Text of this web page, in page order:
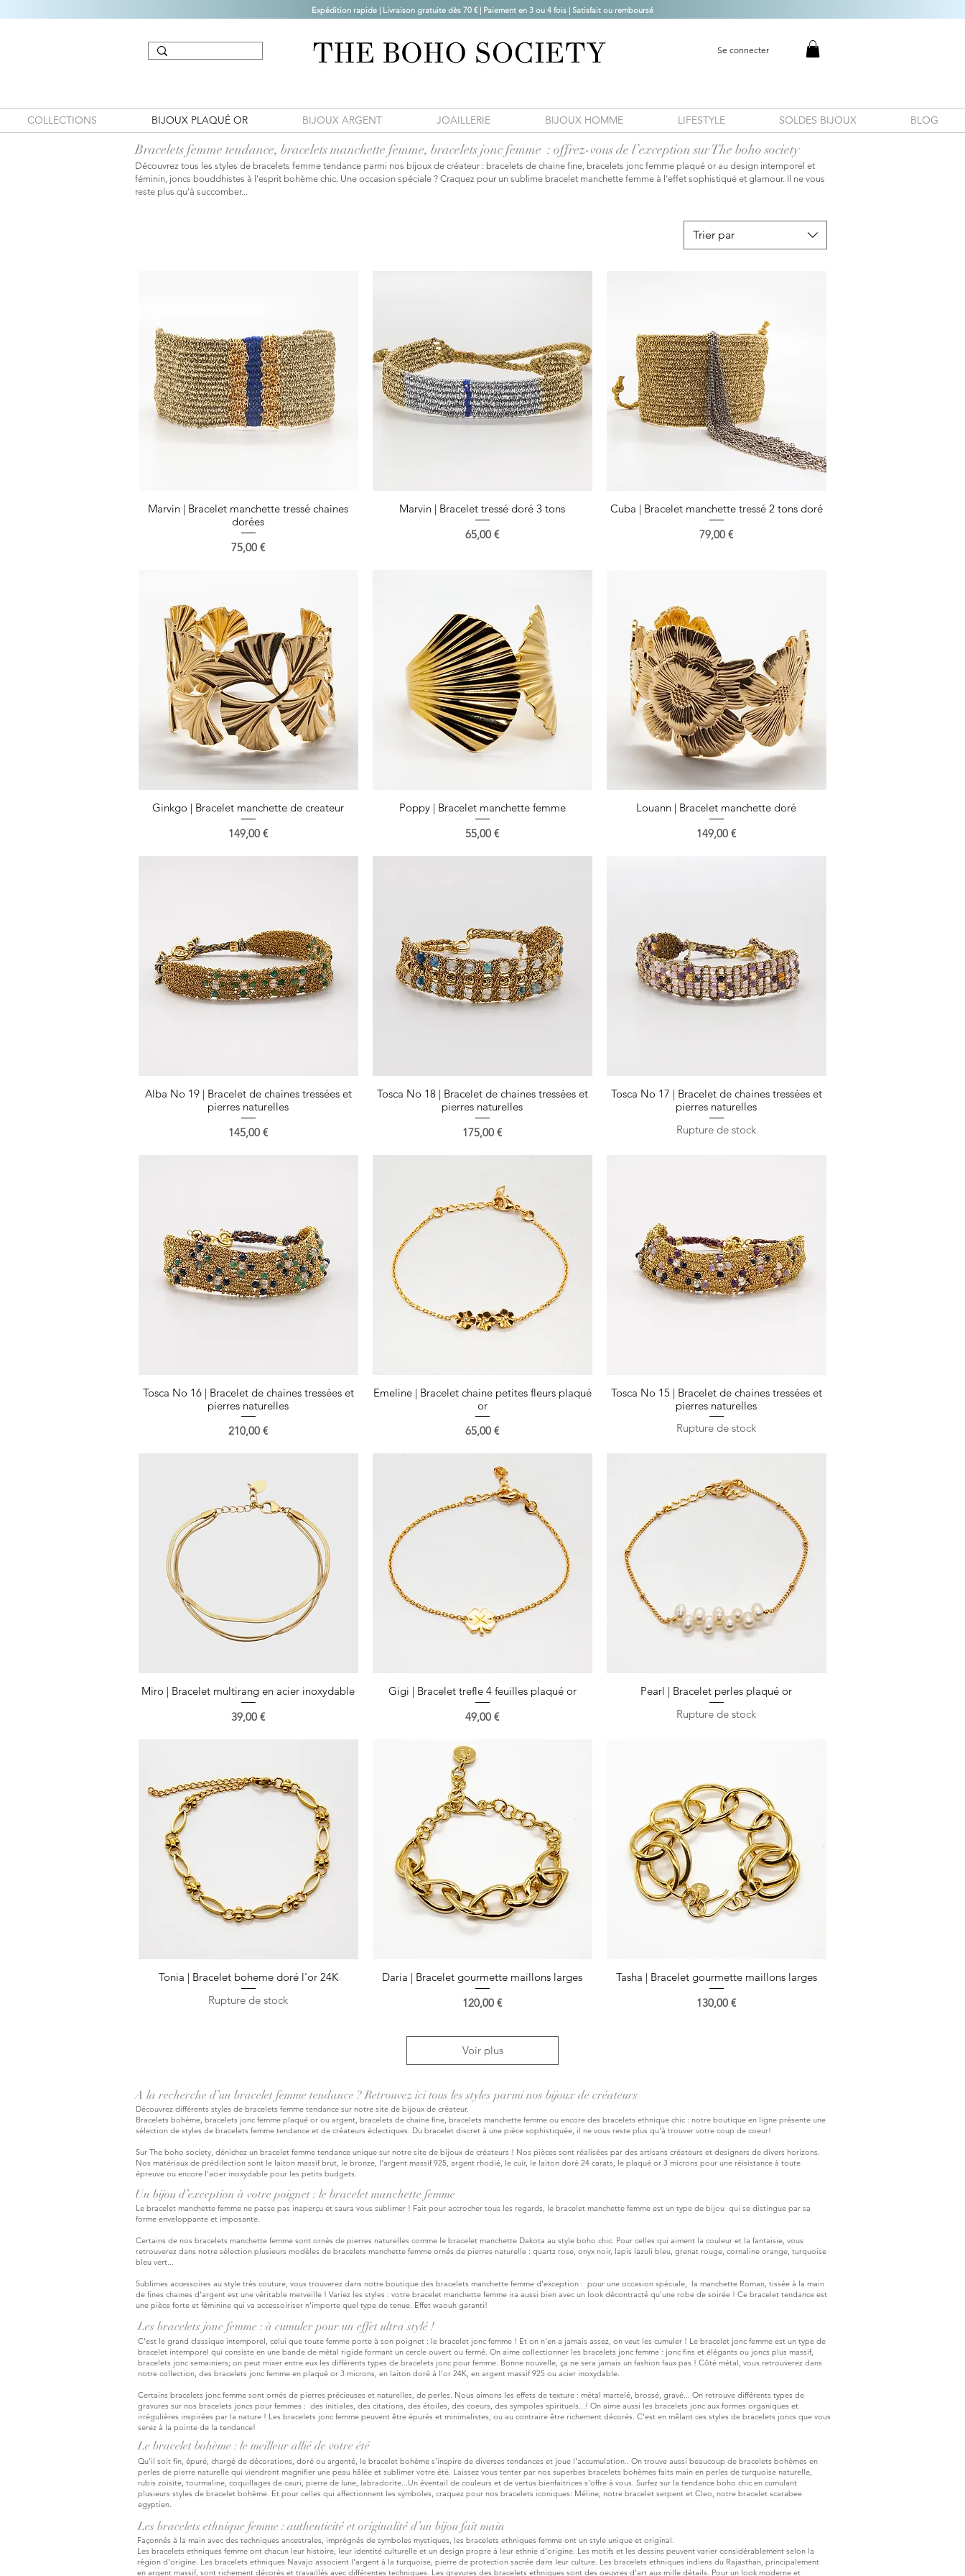
Expédition rapide | Livraison gratuite dès 70 € | Paiement en 3 ou 4 fois | Satisfait ou remboursé
Se connecter
COLLECTIONS BIJOUX PLAQUÉ OR BIJOUX ARGENT JOAILLERIE BIJOUX HOMME LIFESTYLE SOLDES BIJOUX BLOG
Bracelets femme tendance, bracelets manchette femme, bracelets jonc femme : offrez-vous de l’exception sur The boho society
Découvrez tous les styles de bracelets femme tendance parmi nos bijoux de créateur : bracelets de chaine fine, bracelets jonc femme plaqué or au design intemporel et
féminin, joncs bouddhistes à l'esprit bohème chic. Une occasion spéciale ? Craquez pour un sublime bracelet manchette femme à l'effet sophistiqué et glamour. Il ne vous
reste plus qu'à succomber...
Trier par
Aperçu rapide
Marvin | Bracelet manchette tressé chaines
dorées
Prix
75,00 €
Aperçu rapide
Marvin | Bracelet tressé doré 3 tons
Prix
65,00 €
Aperçu rapide
Cuba | Bracelet manchette tressé 2 tons doré
Prix
79,00 €
Aperçu rapide
Ginkgo | Bracelet manchette de createur
Prix
149,00 €
Aperçu rapide
Poppy | Bracelet manchette femme
Prix
55,00 €
Aperçu rapide
Louann | Bracelet manchette doré
Prix
149,00 €
Aperçu rapide
Alba No 19 | Bracelet de chaines tressées et
pierres naturelles
Prix
145,00 €
Aperçu rapide
Tosca No 18 | Bracelet de chaines tressées et
pierres naturelles
Prix
175,00 €
Aperçu rapide
Tosca No 17 | Bracelet de chaines tressées et
pierres naturelles
Rupture de stock
Aperçu rapide
Tosca No 16 | Bracelet de chaines tressées et
pierres naturelles
Prix
210,00 €
Aperçu rapide
Emeline | Bracelet chaine petites fleurs plaqué
or
Prix
65,00 €
Aperçu rapide
Tosca No 15 | Bracelet de chaines tressées et
pierres naturelles
Rupture de stock
Aperçu rapide
Miro | Bracelet multirang en acier inoxydable
Prix
39,00 €
Aperçu rapide
Gigi | Bracelet trefle 4 feuilles plaqué or
Prix
49,00 €
Aperçu rapide
Pearl | Bracelet perles plaqué or
Rupture de stock
Aperçu rapide
Tonia | Bracelet boheme doré l'or 24K
Rupture de stock
Aperçu rapide
Daria | Bracelet gourmette maillons larges
Prix
120,00 €
Aperçu rapide
Tasha | Bracelet gourmette maillons larges
Prix
130,00 €
Voir plus
A la recherche d’un bracelet femme tendance ? Retrouvez ici tous les styles parmi nos bijoux de créateurs
Découvrez différents styles de bracelets femme tendance sur notre site de bijoux de créateur.
Bracelets bohème, bracelets jonc femme plaqué or ou argent, bracelets de chaine fine, bracelets manchette femme ou encore des bracelets ethnique chic : notre boutique en ligne présente une
sélection de styles de bracelets femme tendance et de créateurs éclectiques. Du bracelet discret à une pièce sophistiquée, il ne vous reste plus qu'à trouver votre coup de coeur!
Sur The boho society, dénichez un bracelet femme tendance unique sur notre site de bijoux de créateurs ! Nos pièces sont réalisées par des artisans créateurs et designers de divers horizons.
Nos matériaux de prédilection sont le laiton massif brut, le bronze, l'argent massif 925, argent rhodié, le cuir, le laiton doré 24 carats, le plaqué or 3 microns pour une réisistance à toute
épreuve ou encore l'acier inoxydable pour les petits budgets.
Un bijou d’exception à votre poignet : le bracelet manchette femme
Le bracelet manchette femme ne passe pas inaperçu et saura vous sublimer ! Fait pour accrocher tous les regards, le bracelet manchette femme est un type de bijou qui se distingue par sa
forme enveloppante et imposante.
Certains de nos bracelets manchette femme sont ornés de pierres naturelles comme le bracelet manchette Dakota au style boho chic. Pour celles qui aiment la couleur et la fantaisie, vous
retrouverez dans notre sélection plusieurs modèles de bracelets manchette femme ornés de pierres naturelle : quartz rose, onyx noir, lapis lazuli bleu, grenat rouge, cornaline orange, turquoise
bleu vert...
Sublimes accessoires au style très couture, vous trouverez dans notre boutique des bracelets manchette femme d'exception : pour une occasion spéciale, la manchette Roman, tissée à la main
de fines chaines d'argent est une véritable merveille ! Variez les styles : votre bracelet manchette femme ira aussi bien avec un look décontracté qu’une robe de soirée ! Ce bracelet tendance est
une pièce forte et féminine qui va accessoiriser n'importe quel type de tenue. Effet waouh garanti!
Les bracelets jonc femme : à cumuler pour un effet ultra stylé !
C’est le grand classique intemporel, celui que toute femme porte à son poignet : le bracelet jonc femme ! Et on n'en a jamais assez, on veut les cumuler ! Le bracelet jonc femme est un type de
bracelet intemporel qui consiste en une bande de métal rigide formant un cercle ouvert ou fermé. On aime collectionner les bracelets jonc femme : jonc fins et élégants ou joncs plus massif,
bracelets jonc semainiers; on peut mixer entre eux les différents types de bracelets jonc pour femme. Bonne nouvelle, ça ne sera jamais un fashion faux pas ! Côté métal, vous retrouverez dans
notre collection, des bracelets jonc femme en plaqué or 3 microns, en laiton doré à l'or 24K, en argent massif 925 ou acier inoxydable.
Certains bracelets jonc femme sont ornés de pierres précieuses et naturelles, de perles. Nous aimons les effets de texture : métal martelé, brossé, gravé... On retrouve différents types de
gravures sur nos bracelets joncs pour femmes : des initiales, des citations, des étoiles, des coeurs, des sympoles spirituels...! On aime aussi les bracelets jonc aux formes organiques et
irrégulières inspirées par la nature ! Les bracelets jonc femme peuvent être épurés et minimalistes, ou au contraire être richement décorés. C’est en mêlant ces styles de bracelets joncs que vous
serez à la pointe de la tendance!
Le bracelet bohème : le meilleur allié de votre été
Qu'il soit fin, épuré, chargé de décorations, doré ou argenté, le bracelet bohème s'inspire de diverses tendances et joue l'accumulation.. On trouve aussi beaucoup de bracelets bohèmes en
perles de pierre naturelle qui viendront magnifier une peau hâlée et sublimer votre été. Laissez vous tenter par nos superbes bracelets bohèmes faits main en perles de turquoise naturelle,
rubis zoisite, tourmaline, coquillages de cauri, pierre de lune, labradorite...Un éventail de couleurs et de vertus bienfaitrices s'offre à vous. Surfez sur la tendance boho chic en cumulant
plusieurs styles de bracelet bohème. Et pour celles qui affectionnent les symboles, craquez pour nos bracelets iconiques: Méline, notre bracelet serpent et Cleo, notre bracelet scarabee
egyptien.
Les bracelets ethnique femme : authenticité et originalité d’un bijou fait main
Façonnés à la main avec des techniques ancestrales, imprégnés de symboles mystiques, les bracelets ethniques femme ont un style unique et original.
Les bracelets ethniques femme ont chacun leur histoire, leur identité culturelle et un design propre à leur ethnie d'origine. Les motifs et les dessins peuvent varier considérablement selon la
région d'origine. Les bracelets ethniques Navajo associent l'argent à la turquoise, pierre de protection sacrée dans leur culture. Les bracelets ethniques indiens du Rajasthan, principalement
en argent massif, sont richement décorés et travaillés avec différentes techniques. Les gravures des bracelets ethniques sont des oeuvres d'art aux mille détails. Pour un look moderne et